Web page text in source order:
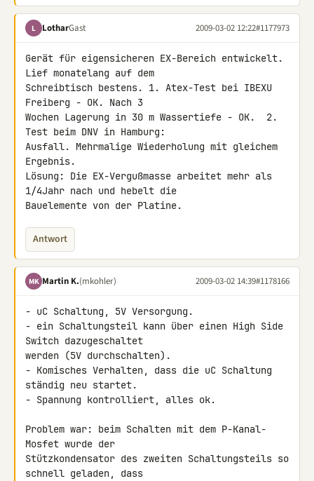
L LotharGast 2009-03-02 12:22#1177973
Gerät für eigensicheren EX-Bereich entwickelt.
Lief monatelang auf dem
Schreibtisch bestens. 1. Atex-Test bei IBEXU
Freiberg - OK. Nach 3
Wochen Lagerung in 30 m Wassertiefe - OK.  2.
Test beim DNV in Hamburg:
Ausfall. Mehrmalige Wiederholung mit gleichem
Ergebnis.
Lösung: Die EX-Vergußmasse arbeitet mehr als
1/4Jahr nach und hebelt die
Bauelemente von der Platine.
Antwort
MK Martin K.(mkohler) 2009-03-02 14:39#1178166
- uC Schaltung, 5V Versorgung.
- ein Schaltungsteil kann über einen High Side
Switch dazugeschaltet
werden (5V durchschalten).
- Komisches Verhalten, dass die uC Schaltung
ständig neu startet.
- Spannung kontrolliert, alles ok.
Problem war: beim Schalten mit dem P-Kanal-
Mosfet wurde der
Stützkondensator des zweiten Schaltungsteils so
schnell geladen, dass